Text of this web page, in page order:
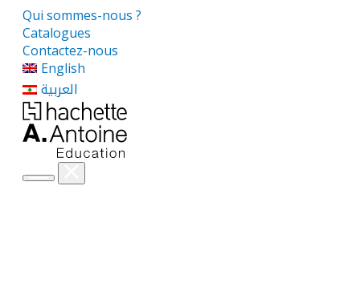
Qui sommes-nous ?
Catalogues
Contactez-nous
English
العربية